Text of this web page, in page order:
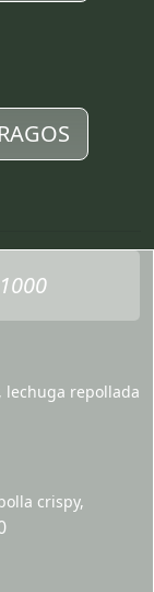
lechuga repollada
crispy,